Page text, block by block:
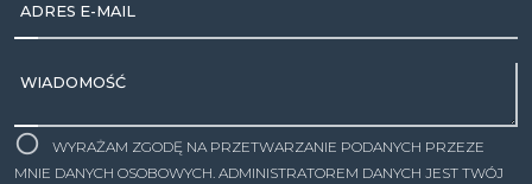
ADRES E-MAIL
WIADOMOŚĆ
WYRAŻAM ZGODĘ NA PRZETWARZANIE PODANYCH PRZEZE
MNIE DANYCH OSOBOWYCH. ADMINISTRATOREM DANYCH JEST TWÓJ